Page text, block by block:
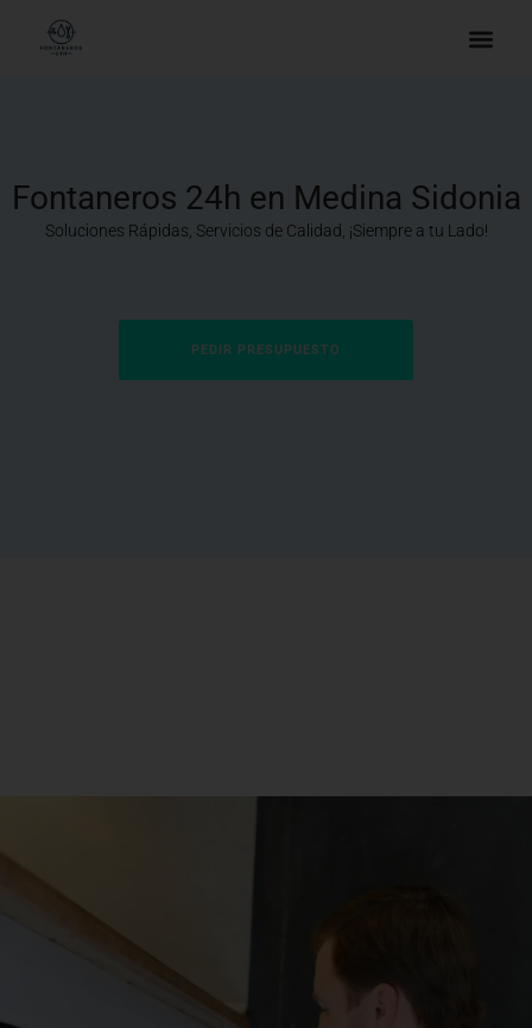
Fontaneros 24h en Medina Sidonia
Soluciones Rápidas, Servicios de Calidad, ¡Siempre a tu Lado!
PEDIR PRESUPUESTO